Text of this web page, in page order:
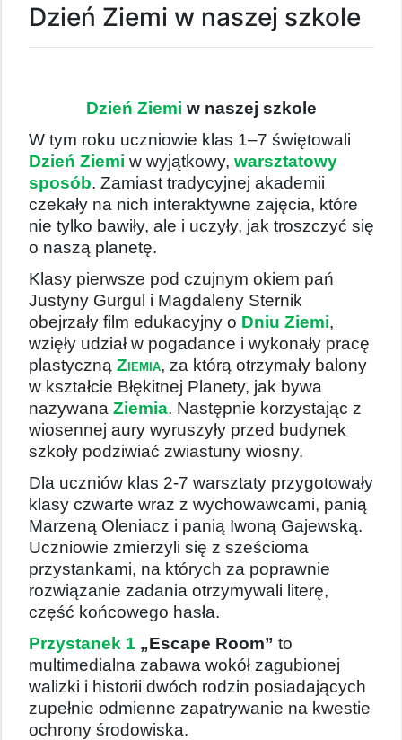
Dzień Ziemi w naszej szkole
Dzień Ziemi w naszej szkole
W tym roku uczniowie klas 1–7 świętowali
Dzień Ziemi w wyjątkowy, warsztatowy
sposób. Zamiast tradycyjnej akademii
czekały na nich interaktywne zajęcia, które
nie tylko bawiły, ale i uczyły, jak troszczyć się
o naszą planetę.
Klasy pierwsze pod czujnym okiem pań
Justyny Gurgul i Magdaleny Sternik
obejrzały film edukacyjny o Dniu Ziemi,
wzięły udział w pogadance i wykonały pracę
plastyczną Ziemia, za którą otrzymały balony
w kształcie Błękitnej Planety, jak bywa
nazywana Ziemia. Następnie korzystając z
wiosennej aury wyruszyły przed budynek
szkoły podziwiać zwiastuny wiosny.
Dla uczniów klas 2-7 warsztaty przygotowały
klasy czwarte wraz z wychowawcami, panią
Marzeną Oleniacz i panią Iwoną Gajewską.
Uczniowie zmierzyli się z sześcioma
przystankami, na których za poprawnie
rozwiązanie zadania otrzymywali literę,
część końcowego hasła.
Przystanek 1 „Escape Room” to
multimedialna zabawa wokół zagubionej
walizki i historii dwóch rodzin posiadających
zupełnie odmienne zapatrywanie na kwestie
ochrony środowiska.